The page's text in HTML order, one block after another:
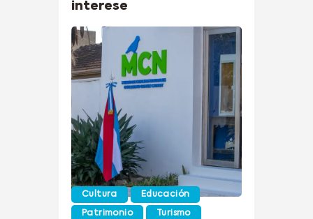
interese
Cultura Educación
Patrimonio Turismo